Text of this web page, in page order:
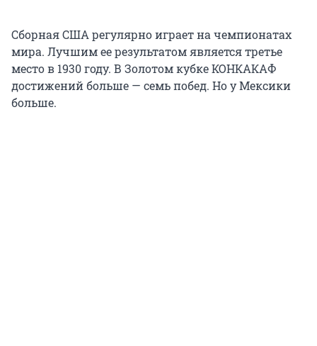
Сборная США регулярно играет на чемпионатах
мира. Лучшим ее результатом является третье
место в 1930 году. В Золотом кубке КОНКАКАФ
достижений больше — семь побед. Но у Мексики
больше.